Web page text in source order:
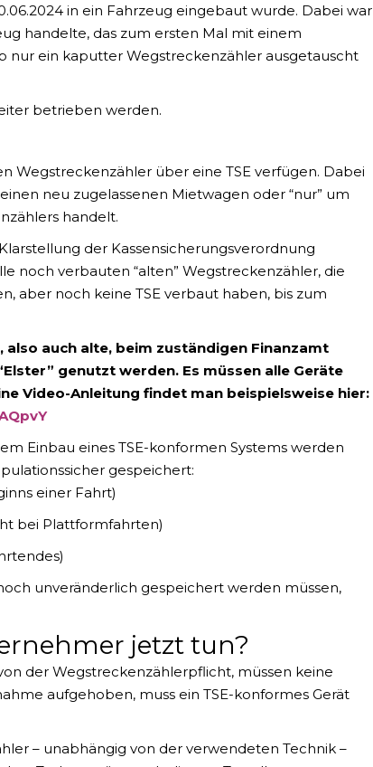
in ein Fahrzeug eingebaut wurde. Dabei war
handelte, das zum ersten Mal mit einem
nur ein kaputter Wegstreckenzähler ausgetauscht
betrieben werden.
Wegstreckenzähler über eine TSE verfügen. Dabei
neu zugelassenen Mietwagen oder “nur” um
handelt.
der Kassensicherungsverordnung
noch verbauten “alten” Wegstreckenzähler, die
aber noch keine TSE verbaut haben, bis zum
also auch alte, beim zuständigen Finanzamt
genutzt werden. Es müssen alle Geräte
Video-Anleitung findet man beispielsweise hier:
Einbau eines TSE-konformen Systems werden
gespeichert:
einer Fahrt)
bei Plattformfahrten)
unveränderlich gespeichert werden müssen,
jetzt tun?
der Wegstreckenzählerpflicht, müssen keine
aufgehoben, muss ein TSE-konformes Gerät
– unabhängig von der verwendeten Technik –